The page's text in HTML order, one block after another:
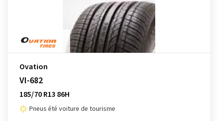
Ovation
VI-682
185/70 R13 86H
Pneus été voiture de tourisme